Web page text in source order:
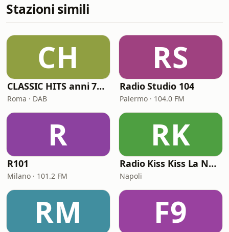
Stazioni simili
CH
CLASSIC HITS anni 70 80 90
Roma · DAB
RS
Radio Studio 104
Palermo · 104.0 FM
R
R101
Milano · 101.2 FM
RK
Radio Kiss Kiss La Notte Vola
Napoli
RM F9